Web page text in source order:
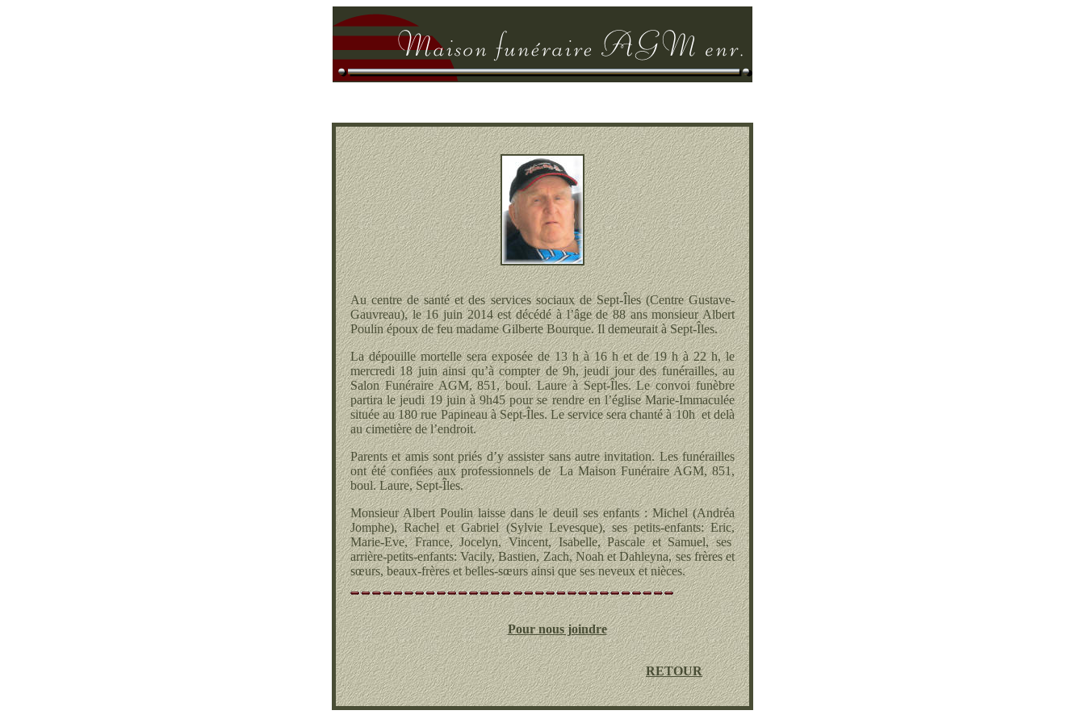
Au centre de santé et des services sociaux de Sept-Îles (Centre Gustave-
Gauvreau), le 16 juin 2014 est décédé à l’âge de 88 ans monsieur Albert
Poulin époux de feu madame Gilberte Bourque. Il demeurait à Sept-Îles.
La dépouille mortelle sera exposée de 13 h à 16 h et de 19 h à 22 h, le
mercredi 18 juin ainsi qu’à compter de 9h, jeudi jour des funérailles, au
Salon Funéraire AGM, 851, boul. Laure à Sept-Îles. Le convoi funèbre
partira le jeudi 19 juin à 9h45 pour se rendre en l’église Marie-Immaculée
située au 180 rue Papineau à Sept-Îles. Le service sera chanté à 10h et delà
au cimetière de l’endroit.
Parents et amis sont priés d’y assister sans autre invitation. Les funérailles
ont été confiées aux professionnels de La Maison Funéraire AGM, 851,
boul. Laure, Sept-Îles.
Monsieur Albert Poulin laisse dans le deuil ses enfants : Michel (Andréa
Jomphe), Rachel et Gabriel (Sylvie Levesque), ses petits-enfants: Eric,
Marie-Eve, France, Jocelyn, Vincent, Isabelle, Pascale et Samuel, ses
arrière-petits-enfants: Vacily, Bastien, Zach, Noah et Dahleyna, ses frères et
sœurs, beaux-frères et belles-sœurs ainsi que ses neveux et nièces.
Pour nous joindre
RETOUR